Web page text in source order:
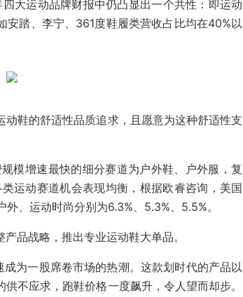
大运动品牌财报中仍凸显出一个共性：即运动
安踏、李宁、361度鞋履类营收占比均在40%以
鞋的舒适性品质追求，且愿意为这种舒适性支
模增速最快的细分赛道为户外鞋、户外服，复
运动赛道机会表现均衡，根据欧睿咨询，美国
、运动时尚分别为6.3%、5.3%、5.5%。
品战略，推出专业运动鞋大单品。
为一股席卷市场的热潮。这款划时代的产品以
不应求，跑鞋价格一度飙升，令人望而却步。